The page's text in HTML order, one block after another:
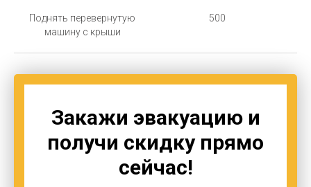
Поднять перевернутую
машину с крыши
500
Закажи эвакуацию и
получи скидку прямо
сейчас!